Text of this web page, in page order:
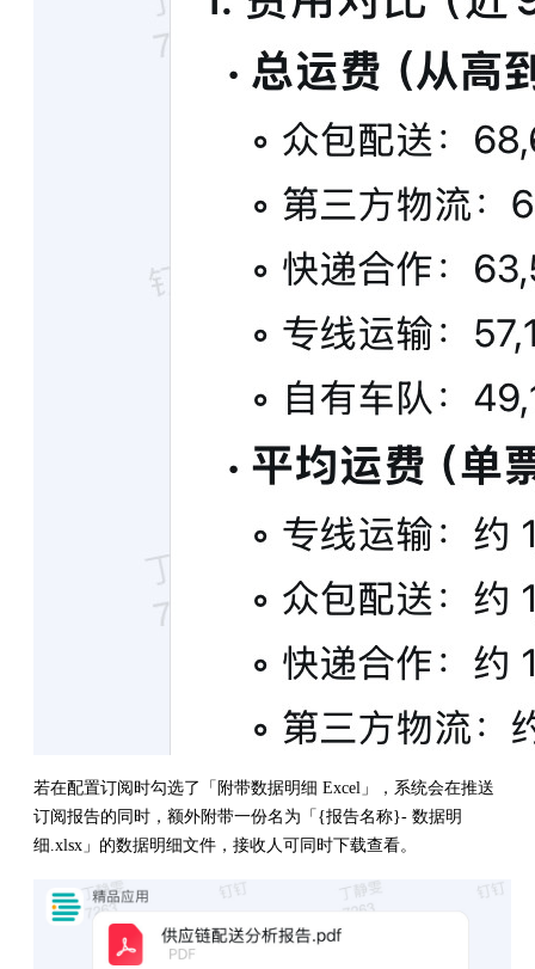
若在配置订阅时勾选了「附带数据明细 Excel」，系统会在推送
订阅报告的同时，额外附带一份名为「{报告名称}- 数据明
细.xlsx」的数据明细文件，接收人可同时下载查看。